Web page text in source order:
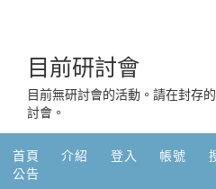
目前研討會
目前無研討會的活動。請在封存
討會。
首頁 介紹 登入 帳號
公告